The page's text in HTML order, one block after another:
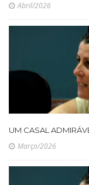
Abril/2026
UM CASAL
Março/2026